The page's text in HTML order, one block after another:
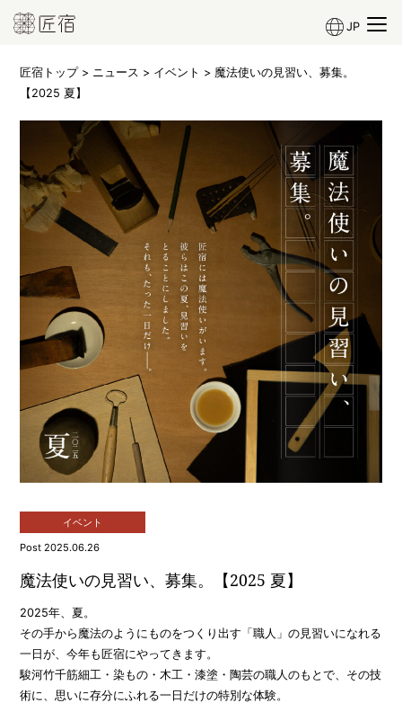
JP
匠宿トップ> ニュース > イベント > 魔法使いの見習い、募集。
【2025 夏】
イベント
Post 2025.06.26
魔法使いの見習い、募集。【2025 夏】
2025年、夏。
その手から魔法のようにものをつくり出す「職人」の見習いになれる
一日が、今年も匠宿にやってきます。
駿河竹千筋細工・染もの・木工・漆塗・陶芸の職人のもとで、その技
術に、思いに存分にふれる一日だけの特別な体験。